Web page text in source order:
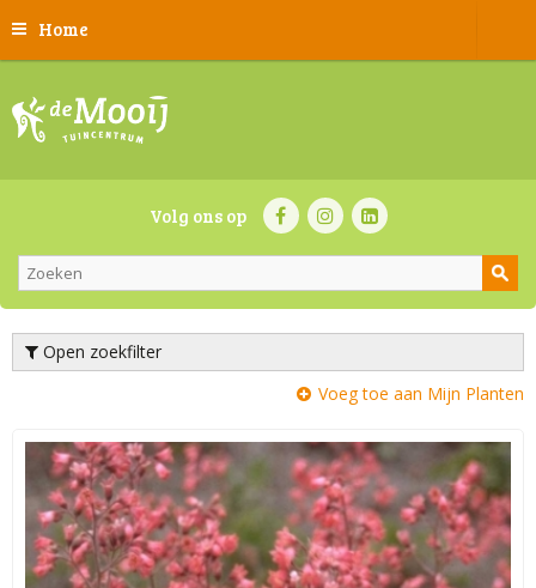
Home
Volg ons op
Open zoekfilter
Voeg toe aan Mijn Planten